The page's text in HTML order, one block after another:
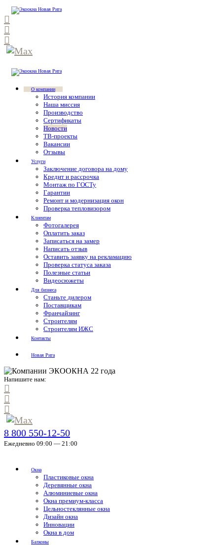
О компании
История компании
Наша миссия
Производство
Сертификаты
Новости
ТВ-проекты
Вакансии
Отзывы
Услуги
Заключение договора на дому
Кредит и рассрочка
Монтаж по ГОСТу
Гарантии
Ремонт и модернизация окон
Проверка тепловизором
Клиентам
Фотогалерея
Оплатить заказ
Записаться на замер
Написать отзыв
Оставить заявку на рекламацию
Проверка статуса заказа
Полезные статьи
Видеосюжеты
Для бизнеса
Станьте дилером
Поставщикам
Франчайзинг
Строителям
Строителям ИЖС
Контакты
Новая Рига
Напишите нам:
8 800 550-12-50
Ежедневно 09:00 — 21:00
Окна
Пластиковые окна
Деревянные окна
Алюминиевые окна
Окна премиум-класса
Цельностеклянные окна
Дизайн окна
Инновации
Окна в дом
Балконы